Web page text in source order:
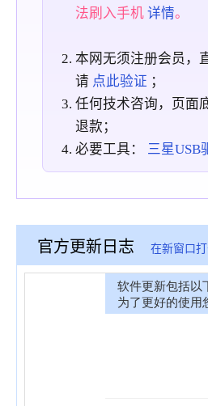
法刷入手机详情。
本网无须注册会员，
请 点此验证 ；
任何技术咨询，页面
退款；
必要工具： 三星USB
官方更新日志 在新窗口